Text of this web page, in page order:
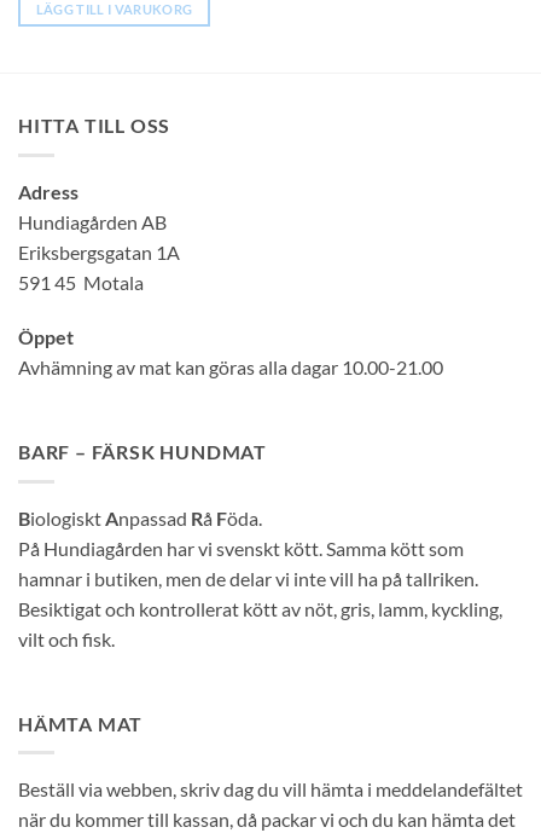
LÄGG TILL I VARUKORG
HITTA TILL OSS
Adress
Hundiagården AB
Eriksbergsgatan 1A
591 45 Motala
Öppet
Avhämning av mat kan göras alla dagar 10.00-21.00
BARF – FÄRSK HUNDMAT
BiologisktAnpassad Rå Föda.
På Hundiagården har vi svenskt kött. Samma kött som
hamnar i butiken, men de delar vi inte vill ha på tallriken.
Besiktigat och kontrollerat kött av nöt, gris, lamm, kyckling,
vilt och fisk.
HÄMTA MAT
Beställ via webben, skriv dag du vill hämta i meddelandefältet
när du kommer till kassan, då packar vi och du kan hämta det